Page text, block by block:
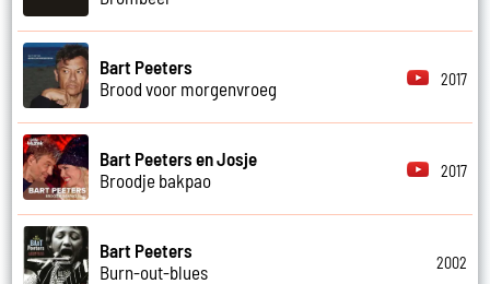
Bart Peeters
Brood voor morgenvroeg
2017
Bart Peeters en Josje
Broodje bakpao
2017
Bart Peeters
Burn-out-blues
2002